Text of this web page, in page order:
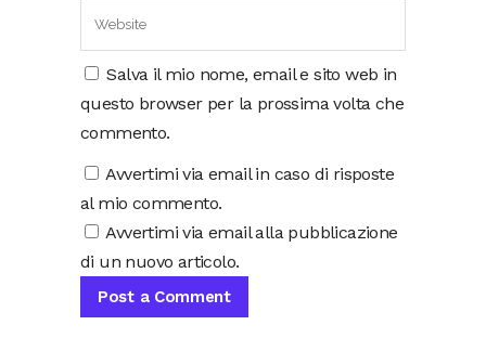
Salva il mio nome, email e sito web in
questo browser per la prossima volta che
commento.
Avvertimi via email in caso di risposte
al mio commento.
Avvertimi via email alla pubblicazione
di un nuovo articolo.